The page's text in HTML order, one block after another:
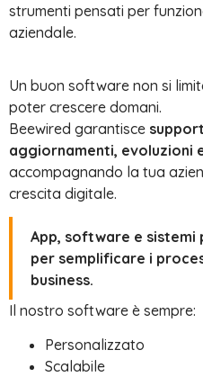
strumenti pensati per
aziendale.
Un buon software non si
poter crescere domani.
Beewired garantisce
aggiornamenti, evoluzioni
accompagnando la tua
crescita digitale.
App, software e
per semplificare i
business.
Il nostro software è sempre:
Personalizzato
Scalabile